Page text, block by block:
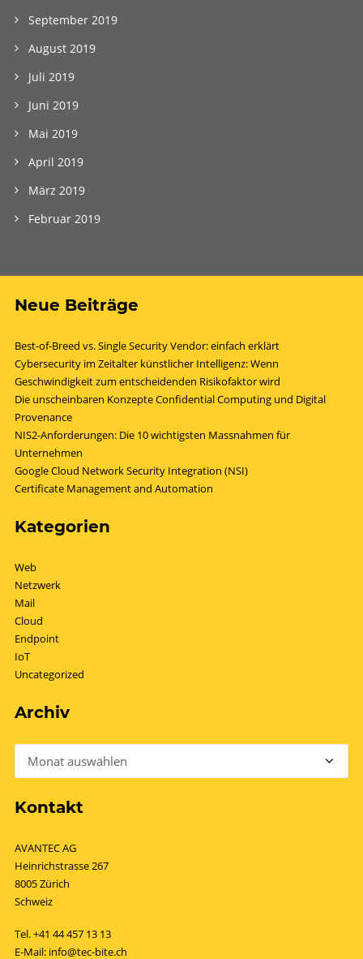
September 2019
August 2019
Juli 2019
Juni 2019
Mai 2019
April 2019
März 2019
Februar 2019
Neue Beiträge
Best-of-Breed vs. Single Security Vendor: einfach erklärt
Cybersecurity im Zeitalter künstlicher Intelligenz: Wenn
Geschwindigkeit zum entscheidenden Risikofaktor wird
Die unscheinbaren Konzepte Confidential Computing und Digital
Provenance
NIS2-Anforderungen: Die 10 wichtigsten Massnahmen für
Unternehmen
Google Cloud Network Security Integration (NSI)
Certificate Management and Automation
Kategorien
Web
Netzwerk
Mail
Cloud
Endpoint
IoT
Uncategorized
Archiv
Kontakt
AVANTEC AG
Heinrichstrasse 267
8005 Zürich
Schweiz
Tel.+41 44 457 13 13
E-Mail: info@tec-bite.ch